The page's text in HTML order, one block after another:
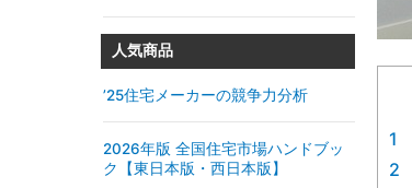
1
2
人気商品
’25住宅メーカーの競争力分析
2026年版 全国住宅市場ハンドブッ
ク【東日本版・西日本版】